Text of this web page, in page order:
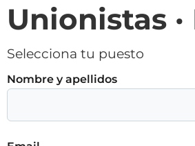
Unionistas
Selecciona tu puesto
Nombre y apellidos